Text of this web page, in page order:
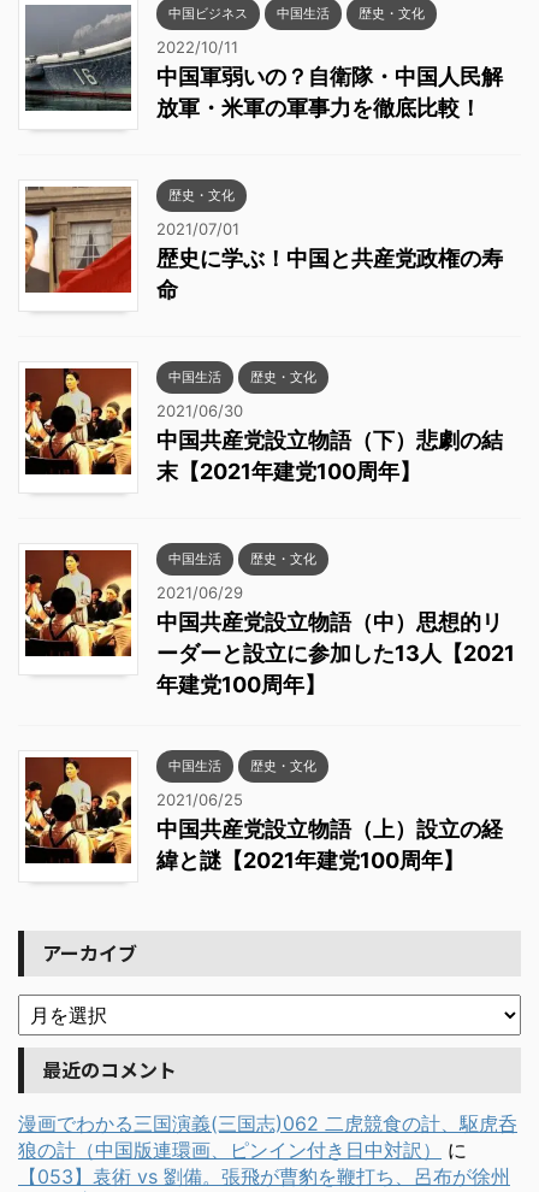
中国ビジネス 中国生活 歴史・文化
2022/10/11
中国軍弱いの？自衛隊・中国人民解
放軍・米軍の軍事力を徹底比較！
歴史・文化
2021/07/01
歴史に学ぶ！中国と共産党政権の寿
命
中国生活 歴史・文化
2021/06/30
中国共産党設立物語（下）悲劇の結
末【2021年建党100周年】
中国生活 歴史・文化
2021/06/29
中国共産党設立物語（中）思想的リ
ーダーと設立に参加した13人【2021
年建党100周年】
中国生活 歴史・文化
2021/06/25
中国共産党設立物語（上）設立の経
緯と謎【2021年建党100周年】
アーカイブ
最近のコメント
漫画でわかる三国演義(三国志)062 二虎競食の計、駆虎呑
狼の計（中国版連環画、ピンイン付き日中対訳）
に
【053】袁術 vs 劉備。張飛が曹豹を鞭打ち、呂布が徐州